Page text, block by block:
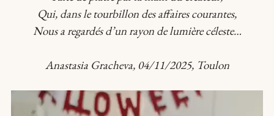
Qui, dans le tourbillon des affaires courantes,
Nous a regardés d’un rayon de lumière céleste…
Anastasia Gracheva, 04/11/2025, Toulon